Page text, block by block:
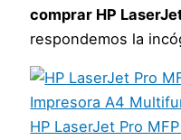
comprar HP
respondemos la
HP LaserJet Pro